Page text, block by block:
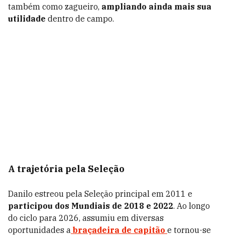
também como zagueiro, ampliando ainda mais sua
utilidade dentro de campo.
A trajetória pela Seleção
Danilo estreou pela Seleção principal em 2011 e
participou dos Mundiais de 2018 e 2022. Ao longo
do ciclo para 2026, assumiu em diversas
oportunidades a braçadeira de capitão e tornou-se